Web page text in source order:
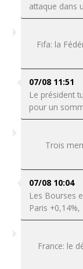
attaque dans
Fifa: la
07/08 11:51
Le président
pour un
Trois
07/08 10:04
Les Bourses
Paris
France: le